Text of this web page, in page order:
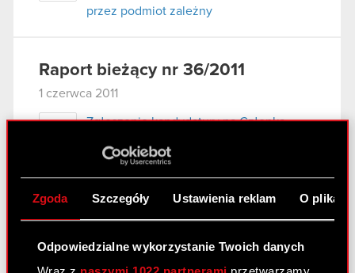
Zgoda Szczegóły Ustawienia reklam O
Odpowiedzialne wykorzystanie Twoich danych
przez podmiot zależny
Raport bieżący nr 36/2011
1 czerwca 2011
Zgłoszenie kandydatury na Członka
PDF Pobierz załącznik
Raport bieżący nr 35/2011
1 czerwca 2011